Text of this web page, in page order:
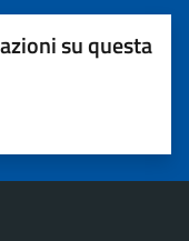
su questa